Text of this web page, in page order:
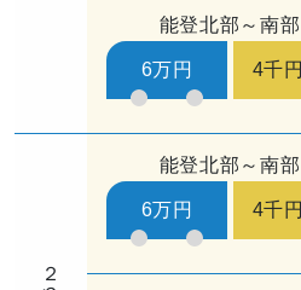
能登北部～南部
6万円 4千円
２泊３日
能登北部～南部
6万円 4千円